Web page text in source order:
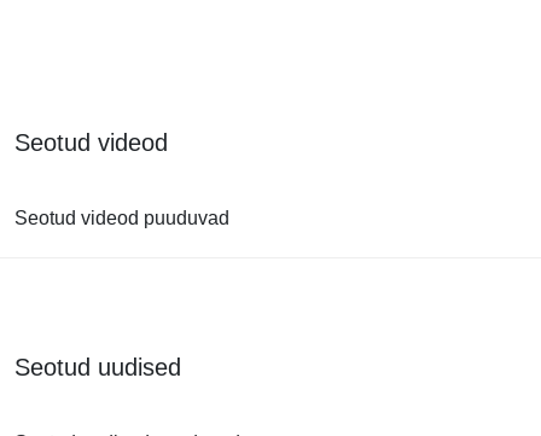
Seotud videod
Seotud videod puuduvad
Seotud uudised